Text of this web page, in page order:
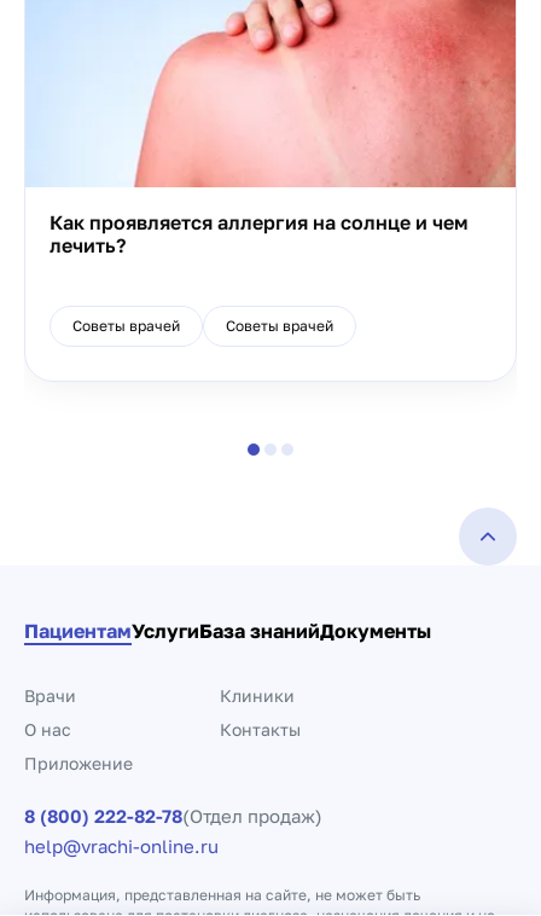
Как проявляется аллергия на солнце и чем
лечить?
Советы врачей Советы врачей
ПациентамУслугиБаза знанийДокументы
Врачи
Клиники
О нас
Контакты
Приложение
8 (800) 222-82-78(Отдел продаж)
help@vrachi-online.ru
Информация, представленная на сайте, не может быть